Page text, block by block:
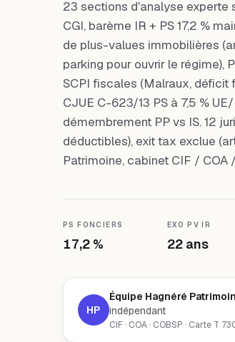
23 sections d'analyse experte
CGI, barème IR + PS 17,2 %
de plus-values immobilières
parking pour ouvrir le régime),
SCPI fiscales (Malraux, déficit
CJUE C-623/13 PS à 7,5 %
démembrement PP vs IS. 12
déductibles), exit tax exclue
Patrimoine, cabinet CIF / COA
PS FONCIERS
17,2 %
EXO PV IR
22 ans
HP
Équipe Hagnéré
indépendant
CIF · COA · COBSP · Carte